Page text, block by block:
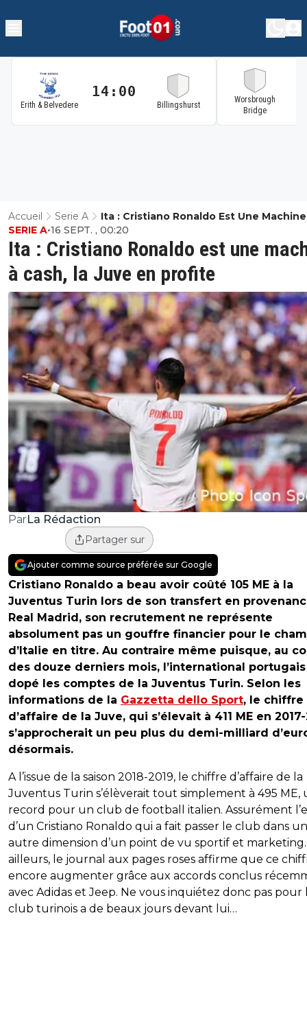
Erith & Belvedere
14:00
Billingshurst
Worsbrough
Bridge
Accueil Serie A
Ita : Cristiano Ronaldo Est Une
Cash, La Juve En Profite
Ita : Cristiano Ronaldo est une
à cash, la Juve en profite
SERIE A•16 SEPT. , 00:20
ParLa Rédaction
Partager sur
Ajouter comme source préférée sur Google
Cristiano Ronaldo a beau avoir coûté 105 ME à la
Juventus Turin lors de son transfert en
Real Madrid, son recrutement ne représente
absolument pas un gouffre financier pour le
d’Italie en titre. Au contraire même puisque, au
des douze derniers mois, l’international portugais
dopé les comptes de la Juventus Turin. Selon les
informations de la Gazzetta dello Sport, le chiffre
d’affaire de la Juve, qui s’élevait à 411 ME en 2017-
s’approcherait un peu plus du demi-milliard
désormais.
A l’issue de la saison 2018-2019, le chiffre d’affaire de la
Juventus Turin s’élèverait tout simplement à 495 ME,
record pour un club de football italien. Assurément
d’un Cristiano Ronaldo qui a fait passer le club dans
autre dimension d’un point de vu sportif et
ailleurs, le journal aux pages roses affirme que ce
encore augmenter grâce aux accords conclus
avec Adidas et Jeep. Ne vous inquiétez donc pas pour
club turinois a de beaux jours devant lui…